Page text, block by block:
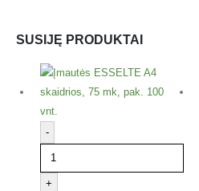
SUSIJĘ PRODUKTAI
-
+